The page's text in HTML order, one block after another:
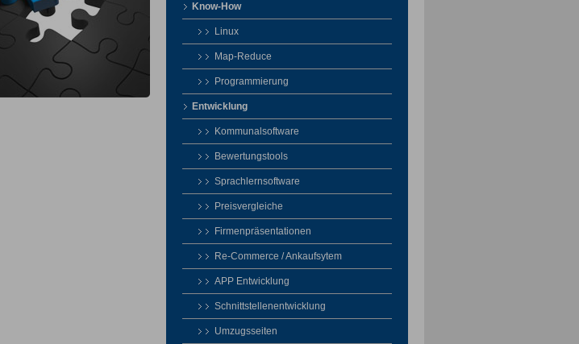
Know-How
Linux
Map-Reduce
Programmierung
Entwicklung
Kommunalsoftware
Bewertungstools
Sprachlernsoftware
Preisvergleiche
Firmenpräsentationen
Re-Commerce / Ankaufsytem
APP Entwicklung
Schnittstellenentwicklung
Umzugsseiten